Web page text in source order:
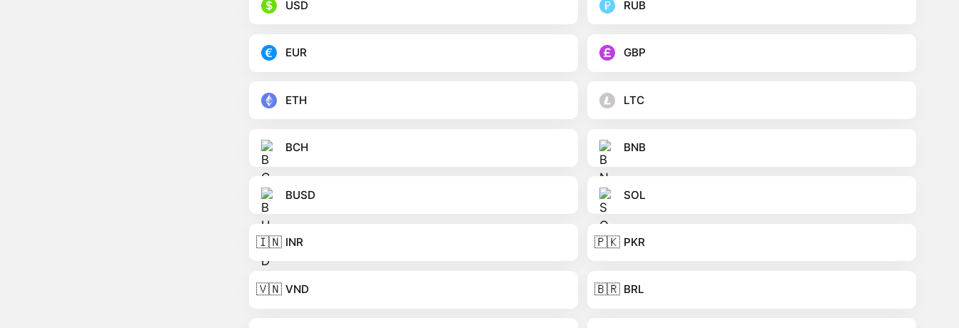
USD RUB
EUR GBP
ETH LTC
BCH BNB
BUSD SOL
🇮🇳 INR 🇵🇰 PKR
🇻🇳 VND 🇧🇷 BRL